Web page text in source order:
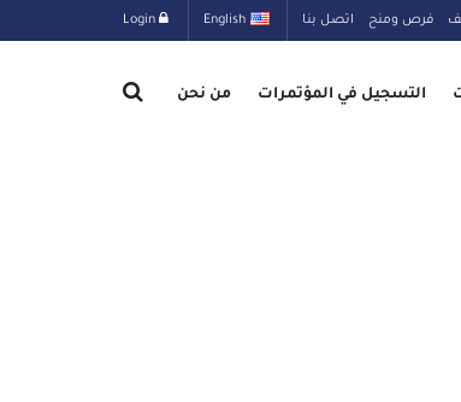
فرص ومنح اتصل بنا English
التسجيل في المؤتمرات من نحن